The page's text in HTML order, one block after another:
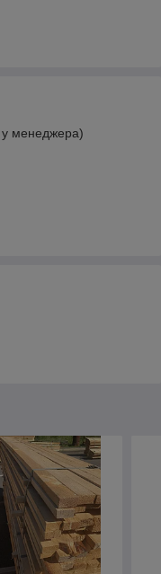
менеджера)